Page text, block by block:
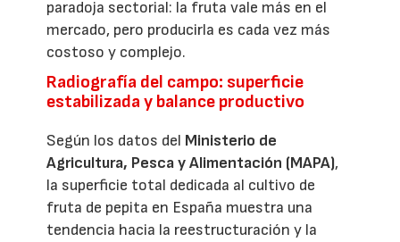
paradoja sectorial: la fruta vale más en el
mercado, pero producirla es cada vez más
costoso y complejo.
Radiografía del campo: superficie
estabilizada y balance productivo
Según los datos del Ministerio de
Agricultura, Pesca y Alimentación (MAPA),
la superficie total dedicada al cultivo de
fruta de pepita en España muestra una
tendencia hacia la reestructuración y la